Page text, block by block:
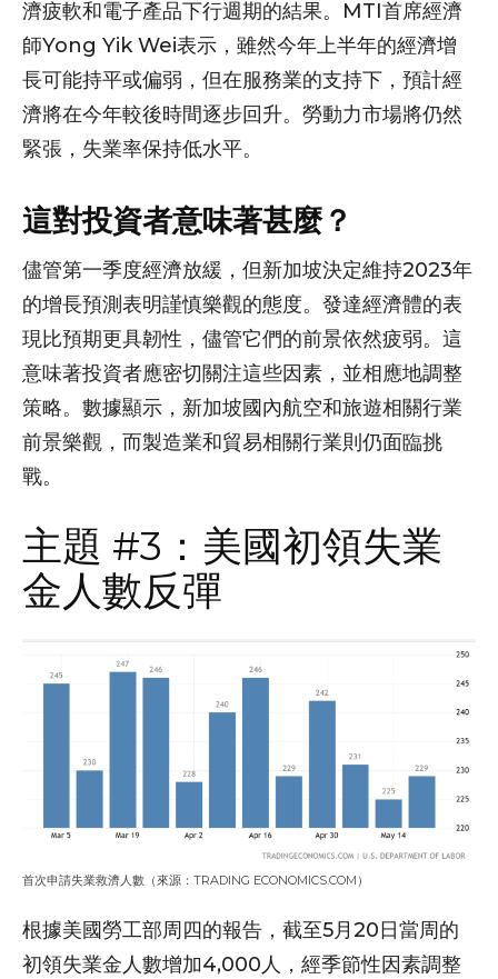
濟疲軟和電子產品下行週期的結果。MTI首席經濟
師Yong Yik Wei表示，雖然今年上半年的經濟增
長可能持平或偏弱，但在服務業的支持下，預計經
濟將在今年較後時間逐步回升。勞動力市場將仍然
緊張，失業率保持低水平。
這對投資者意味著甚麼？
儘管第一季度經濟放緩，但新加坡決定維持2023年
的增長預測表明謹慎樂觀的態度。發達經濟體的表
現比預期更具韌性，儘管它們的前景依然疲弱。這
意味著投資者應密切關注這些因素，並相應地調整
策略。數據顯示，新加坡國內航空和旅遊相關行業
前景樂觀，而製造業和貿易相關行業則仍面臨挑
戰。
主題 #3：美國初領失業
金人數反彈
首次申請失業救濟人數（來源：TRADING ECONOMICS.COM）
根據美國勞工部周四的報告，截至5月20日當周的
初領失業金人數增加4,000人，經季節性因素調整